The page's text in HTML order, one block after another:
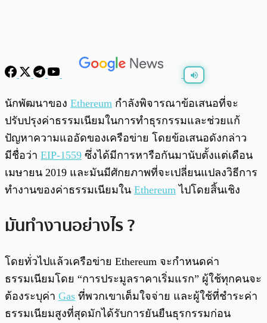
/
นักพัฒนาของ Ethereum กำลังพิจารณาข้อเสนอที่จะ
ปรับปรุงค่าธรรมเนียมในการทำธุรกรรมและช่วยแก้
ปัญหาความแออัดของเครือข่าย โดยข้อเสนอดังกล่าว
มีชื่อว่า EIP-1559 ซึ่งได้มีการหารือกันมานับตั้งแต่เดือน
เมษายน 2019 และมันมีศักยภาพที่จะเปลี่ยนแปลงวิธีการ
ทำงานของค่าธรรมเนียมใน Ethereum ไปโดยสิ้นเชิง
มันทำงานอย่างไร ?
โดยทั่วไปแล้วเครือข่าย Ethereum จะกำหนดค่า
ธรรมเนียมโดย “การประมูลราคาเริ่มแรก” ผู้ใช้ทุกคนจะ
ต้องระบุค่า Gas ที่พวกเขาเต็มใจจ่าย และผู้ใช้ที่ชำระค่า
ธรรมเนียมสูงที่สุดมักได้รับการยันยืนธุรกรรมก่อน